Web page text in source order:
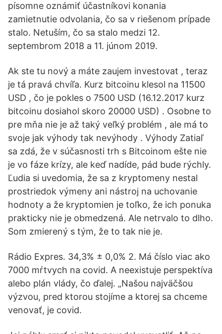
písomne oznámiť účastníkovi konania
zamietnutie odvolania, čo sa v riešenom prípade
stalo. Netuším, čo sa stalo medzi 12.
septembrom 2018 a 11. júnom 2019.
Ak ste tu nový a máte zaujem investovat , teraz
je tá pravá chvíľa. Kurz bitcoinu klesol na 11500
USD , čo je pokles o 7500 USD (16.12.2017 kurz
bitcoinu dosiahol skoro 20000 USD) . Osobne to
pre mňa nie je až taký veľký problém , ale má to
svoje jak výhody tak nevýhody . Výhody Zatiaľ
sa zdá, že v súčasnosti trh s Bitcoinom ešte nie
je vo fáze krízy, ale keď nadíde, pád bude rýchly.
Ľudia si uvedomia, že sa z kryptomeny nestal
prostriedok výmeny ani nástroj na uchovanie
hodnoty a že kryptomien je toľko, že ich ponuka
prakticky nie je obmedzená. Ale netrvalo to dlho.
Som zmierený s tým, že to tak nie je.
Rádio Expres. 34,3% ± 0,0% 2. Má číslo viac ako
7000 mŕtvych na covid. A neexistuje perspektíva
alebo plán vlády, čo ďalej. „Našou najväčšou
výzvou, pred ktorou stojíme a ktorej sa chceme
venovať, je covid.